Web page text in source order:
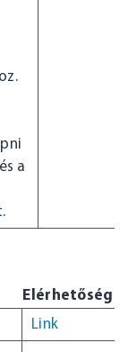
a
Elérhetőség
Link